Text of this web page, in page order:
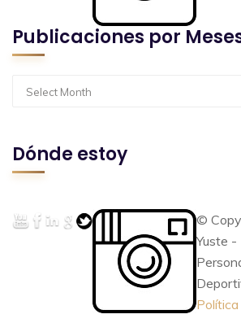
Publicaciones por
Select Month
Dónde estoy
©
Yuste -